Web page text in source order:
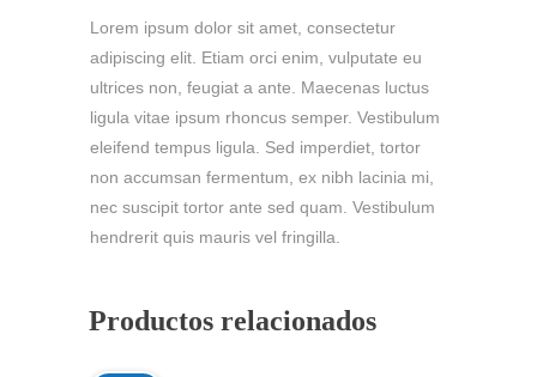
Lorem ipsum dolor sit amet, consectetur
adipiscing elit. Etiam orci enim, vulputate eu
ultrices non, feugiat a ante. Maecenas luctus
ligula vitae ipsum rhoncus semper. Vestibulum
eleifend tempus ligula. Sed imperdiet, tortor
non accumsan fermentum, ex nibh lacinia mi,
nec suscipit tortor ante sed quam. Vestibulum
hendrerit quis mauris vel fringilla.
Productos relacionados